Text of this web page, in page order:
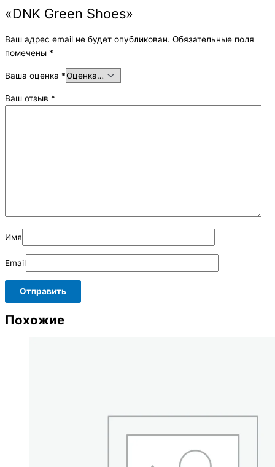
«DNK Green Shoes»
Ваш адрес email не будет опубликован. Обязательные поля
помечены *
Ваша оценка *
Ваш отзыв *
Имя
Email
Похожие